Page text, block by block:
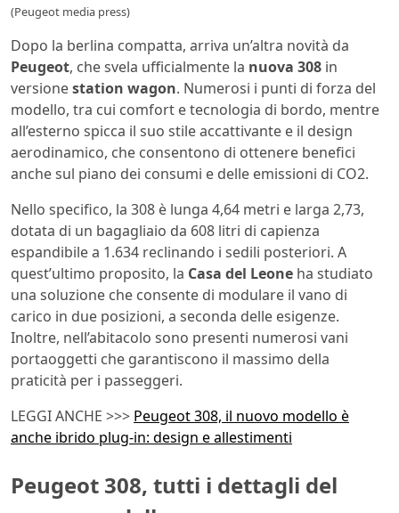
(Peugeot media press)
Dopo la berlina compatta, arriva un’altra novità da
Peugeot, che svela ufficialmente la nuova 308 in
versionestation wagon. Numerosi i punti di forza del
modello, tra cui comfort e tecnologia di bordo, mentre
all’esterno spicca il suo stile accattivante e il design
aerodinamico, che consentono di ottenere benefici
anche sul piano dei consumi e delle emissioni di CO2.
Nello specifico, la 308 è lunga 4,64 metri e larga 2,73,
dotata di un bagagliaio da 608 litri di capienza
espandibile a 1.634 reclinando i sedili posteriori. A
quest’ultimo proposito, la Casa del Leone ha studiato
una soluzione che consente di modulare il vano di
carico in due posizioni, a seconda delle esigenze.
Inoltre, nell’abitacolo sono presenti numerosi vani
portaoggetti che garantiscono il massimo della
praticità per i passeggeri.
LEGGI ANCHE >>> Peugeot 308, il nuovo modello è
anche ibrido plug-in: design e allestimenti
Peugeot 308, tutti i dettagli del